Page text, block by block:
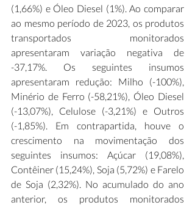
(1,66%) e Óleo Diesel (1%). Ao comparar
ao mesmo período de 2023, os produtos
transportados monitorados
apresentaram variação negativa de
-37,17%. Os seguintes insumos
apresentaram redução: Milho (-100%),
Minério de Ferro (-58,21%), Óleo Diesel
(-13,07%), Celulose (-3,21%) e Outros
(-1,85%). Em contrapartida, houve o
crescimento na movimentação dos
seguintes insumos: Açúcar (19,08%),
Contêiner (15,24%), Soja (5,72%) e Farelo
de Soja (2,32%). No acumulado do ano
anterior, os produtos monitorados